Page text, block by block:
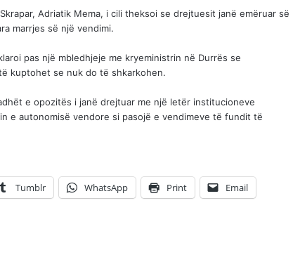
Adriatik Mema, i cili theksoi se drejtuesit janë emëruar së
marrjes së një vendimi.
pas një mbledhjeje me kryeministrin në Durrës se
kuptohet se nuk do të shkarkohen.
e opozitës i janë drejtuar me një letër institucioneve
e autonomisë vendore si pasojë e vendimeve të fundit të
Tumblr WhatsApp Print Email